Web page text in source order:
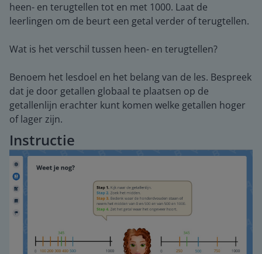
heen- en terugtellen tot en met 1000. Laat de
leerlingen om de beurt een getal verder of terugtellen.
Wat is het verschil tussen heen- en terugtellen?
Benoem het lesdoel en het belang van de les. Bespreek
dat je door getallen globaal te plaatsen op de
getallenlijn erachter kunt komen welke getallen hoger
of lager zijn.
Instructie